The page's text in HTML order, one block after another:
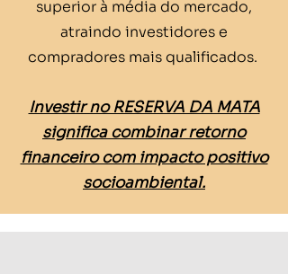
superior à média do mercado,
atraindo investidores e
compradores mais qualificados.
Investir no RESERVA DA MATA
significa combinar retorno
financeiro com impacto positivo
socioambiental.